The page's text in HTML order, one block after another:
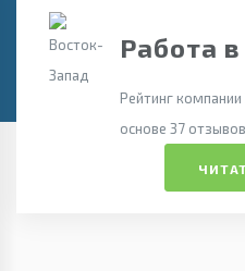
Работа
Рейтинг
основе 37 отзывов